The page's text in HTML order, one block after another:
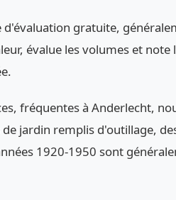
gratuite,
évalue les volumes et
fréquentes à Anderlecht,
jardin remplis d'outillage,
1920-1950 sont